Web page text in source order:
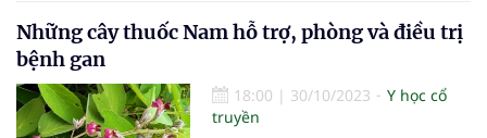
Những cây thuốc Nam hỗ trợ, phòng và điều trị
bệnh gan
18:00 | 30/10/2023
Y học cổ
truyền